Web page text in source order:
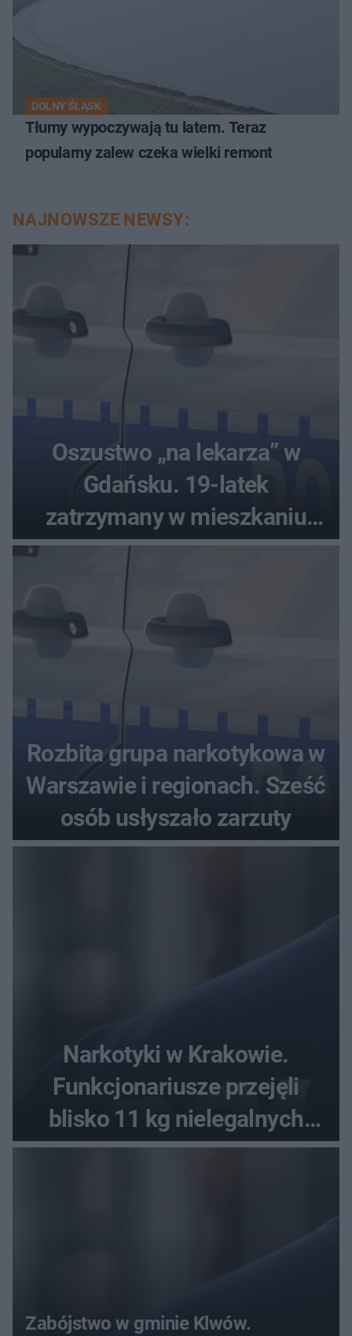
DOLNY ŚLĄSK
Tłumy wypoczywają tu latem. Teraz
popularny zalew czeka wielki remont
NAJNOWSZE NEWSY:
Oszustwo „na lekarza” w
Gdańsku. 19-latek
zatrzymany w mieszkaniu
seniora
Rozbita grupa narkotykowa w
Warszawie i regionach. Sześć
osób usłyszało zarzuty
Narkotyki w Krakowie.
Funkcjonariusze przejęli
blisko 11 kg nielegalnych
substancji
Zabójstwo w gminie Klwów.